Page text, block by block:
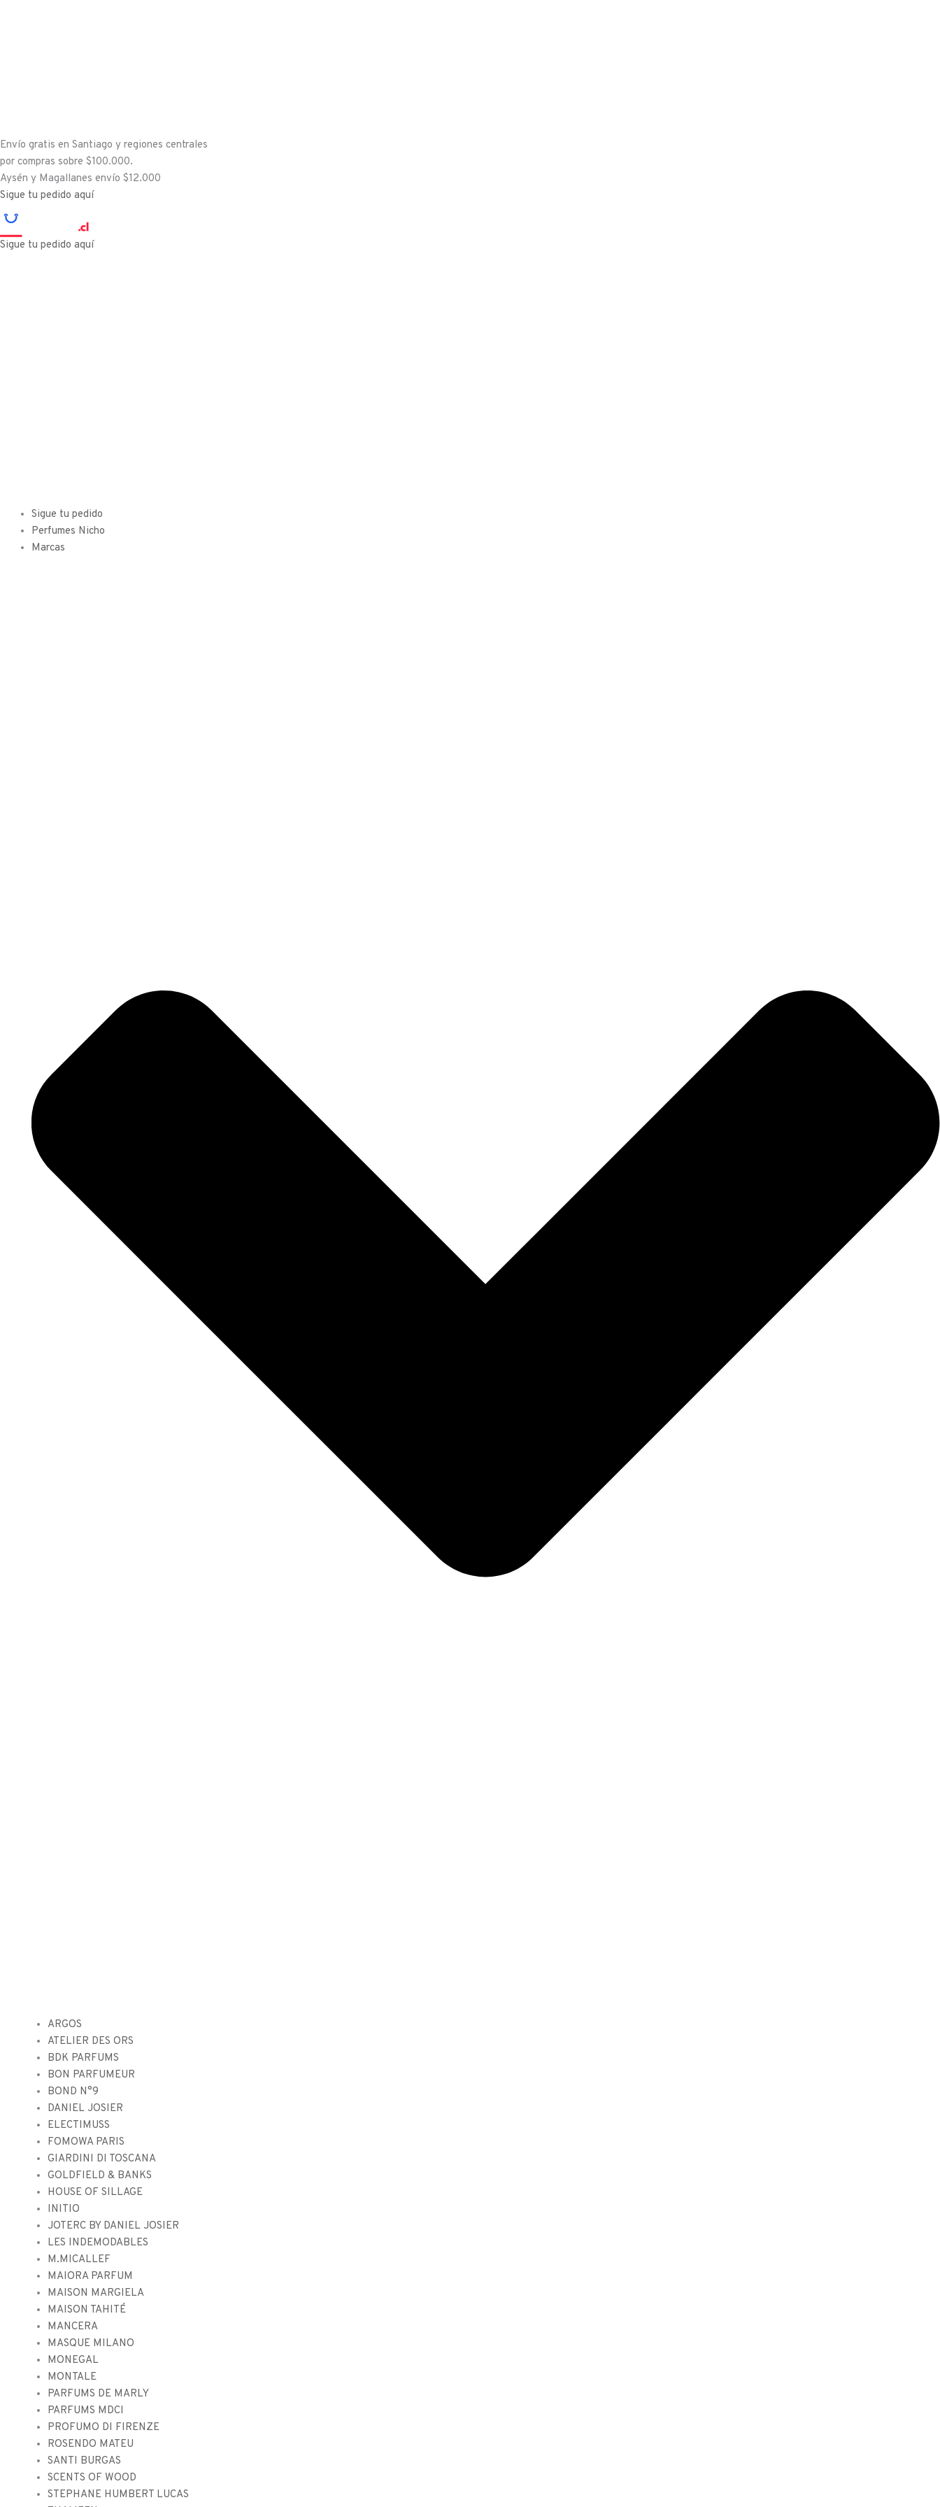
Envío gratis en Santiago y regiones centrales
por compras sobre $100.000.
Aysén y Magallanes envío $12.000
Sigue tu pedido aquí
Sigue tu pedido aquí
Sigue tu pedido
Perfumes Nicho
Marcas
ARGOS
ATELIER DES ORS
BDK PARFUMS
BON PARFUMEUR
BOND N°9
DANIEL JOSIER
ELECTIMUSS
FOMOWA PARIS
GIARDINI DI TOSCANA
GOLDFIELD & BANKS
HOUSE OF SILLAGE
INITIO
JOTERC BY DANIEL JOSIER
LES INDEMODABLES
M.MICALLEF
MAIORA PARFUM
MAISON MARGIELA
MAISON TAHITÉ
MANCERA
MASQUE MILANO
MONEGAL
MONTALE
PARFUMS DE MARLY
PARFUMS MDCI
PROFUMO DI FIRENZE
ROSENDO MATEU
SANTI BURGAS
SCENTS OF WOOD
STEPHANE HUMBERT LUCAS